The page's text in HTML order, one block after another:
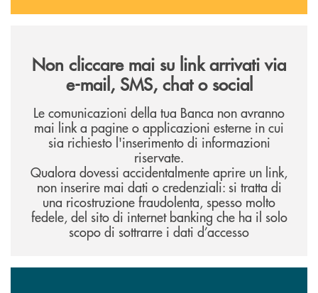
Non cliccare mai su link arrivati via
e-mail, SMS, chat o social
Le comunicazioni della tua Banca non avranno
mai link a pagine o applicazioni esterne in cui
sia richiesto l'inserimento di informazioni
riservate.
Qualora dovessi accidentalmente aprire un link,
non inserire mai dati o credenziali: si tratta di
una ricostruzione fraudolenta, spesso molto
fedele, del sito di internet banking che ha il solo
scopo di sottrarre i dati d’accesso